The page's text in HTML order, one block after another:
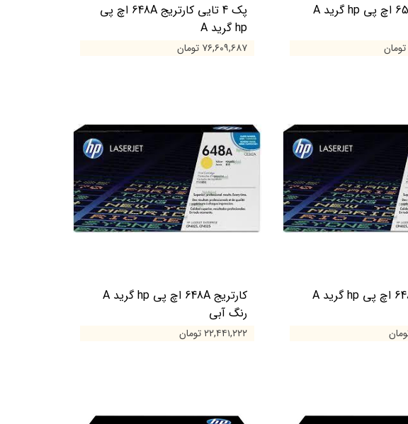
کارتریج 650A اچ پی hp گرید A
پک 4 تایی کارتریج 648A اچ پی
hp گرید A
۷۶,۶۰۹,۶۸۷ تومان
کارتریج 648A اچ پی hp گرید A
کارتریج 648A اچ پی hp گرید A
رنگ آبی
۲۲,۴۴۱,۲۲۲ تومان